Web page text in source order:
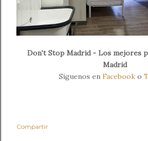
Don't Stop Madrid - Los mejores
Madrid
Síguenos en Facebook o
Compartir